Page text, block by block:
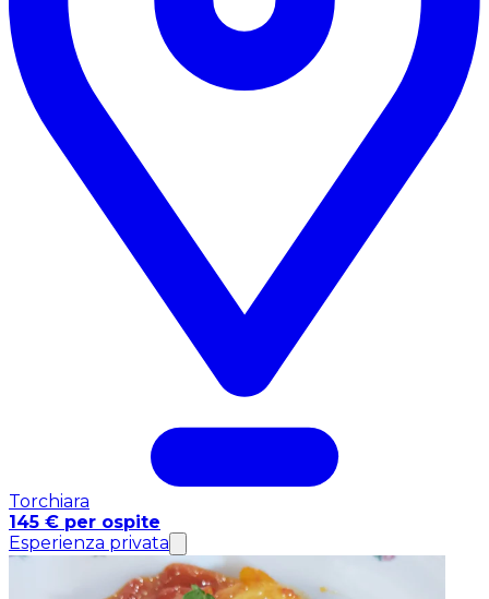
Torchiara
145 € per ospite
Esperienza privata